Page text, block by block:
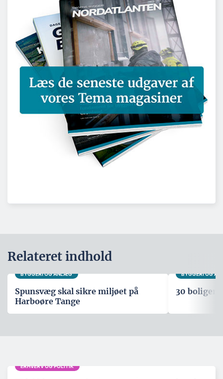
Relateret indhold
BYGGERI OG ANLÆG
Spunsvæg skal sikre miljøet på
Harboøre Tange
BYGGERI OG
30 boliger
ERHVERV OG POLITIK